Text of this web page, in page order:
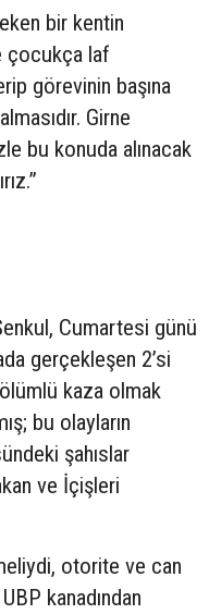
bir kentin
çocukça laf
görevinin başına
Girne
bu konuda alınacak
Cumartesi günü
gerçekleşen 2’si
ölümlü kaza olmak
bu olayların
şahıslar
ve İçişleri
otorite ve can
kanadından